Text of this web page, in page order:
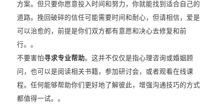
方案。但只要你愿意投入时间和努力，你就能找到适合自己的
道路。挽回破碎的信任可能需要时间和耐心，但请相信，爱是
可以治愈的，前提是你们双方都有意愿和决心去修复和前
行。。
不要害怕寻求专业帮助。这并不仅仅是指心理咨询或婚姻顾
问，也可以是阅读相关书籍，参加研讨会，或者观看在线课
程。任何能够帮助你们更好地了解彼此，增强沟通技巧的方式
都值得一试。。